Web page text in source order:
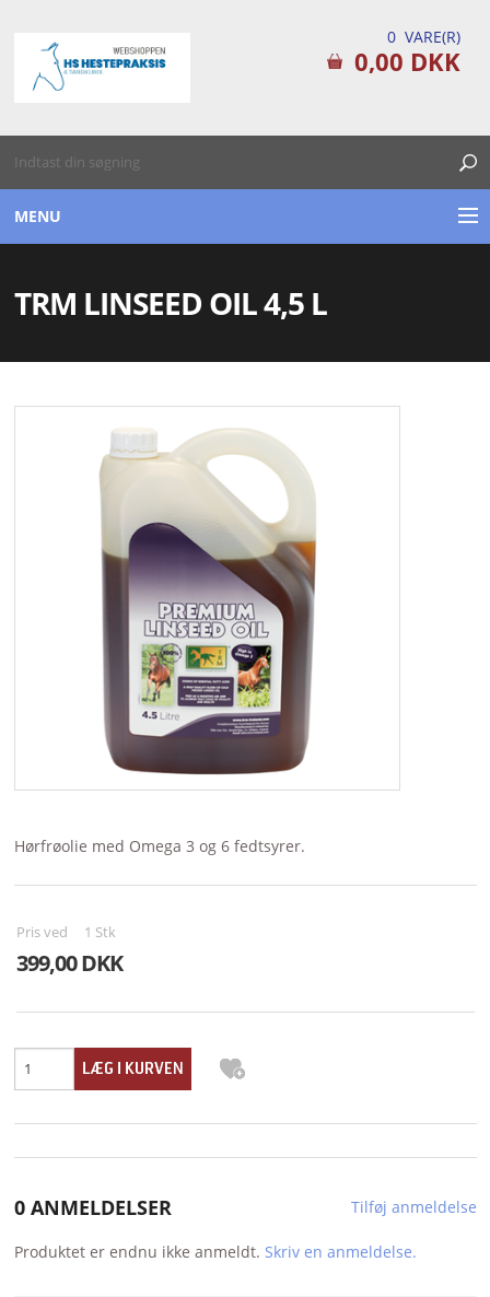
0 VARE(R)
0,00 DKK
MENU
TILBUD / DATOVARE
TRM LINSEED OIL 4,5 L
Hørfrøolie med Omega 3 og 6 fedtsyrer.
Pris ved 1 Stk
399,00 DKK
0 ANMELDELSER Tilføj anmeldelse
Produktet er endnu ikke anmeldt. Skriv en anmeldelse.